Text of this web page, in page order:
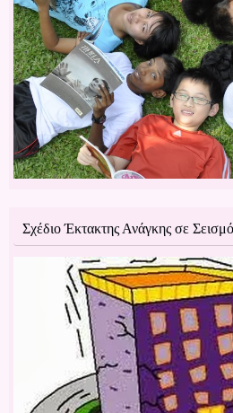
Σχέδιο Έκτακτης Ανάγκης σε Σεισμό